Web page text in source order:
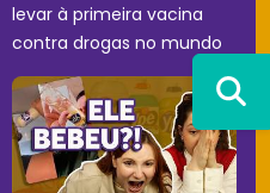
levar à primeira vacina
contra drogas no mundo